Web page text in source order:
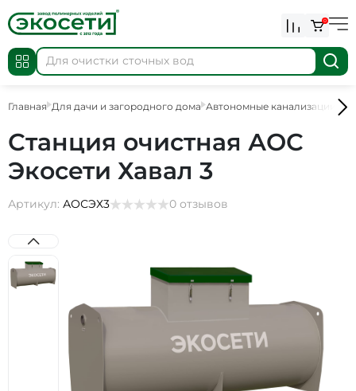
0
Главная Для дачи и загородного дома Автономные канализации
Станция очистная АОС
Экосети Хавал 3
Артикул: АОСЭХ3 0 отзывов